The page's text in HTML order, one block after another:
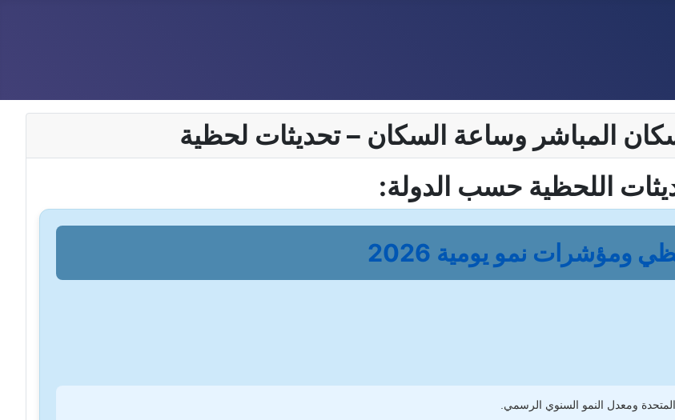
اللحظية حسب الدولة:
نمو يومية 2026
ومعدل النمو السنوي الرسمي.